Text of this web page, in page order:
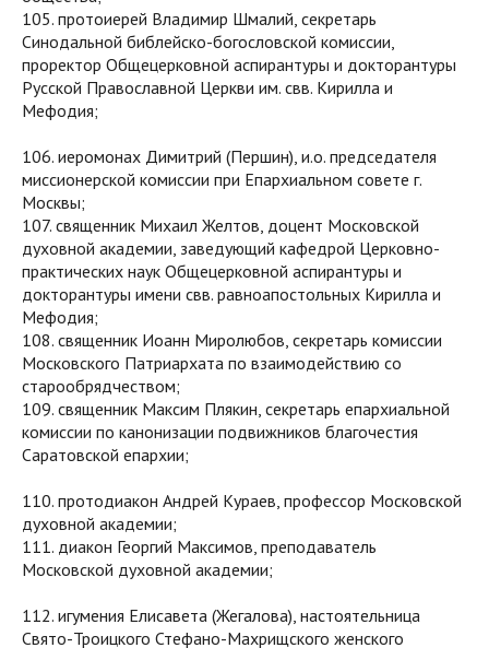
105. протоиерей Владимир Шмалий, секретарь
Синодальной библейско-богословской комиссии,
проректор Общецерковной аспирантуры и докторантуры
Русской Православной Церкви им. свв. Кирилла и
Мефодия;
106. иеромонах Димитрий (Першин), и.о. председателя
миссионерской комиссии при Епархиальном совете г.
Москвы;
107. священник Михаил Желтов, доцент Московской
духовной академии, заведующий кафедрой Церковно-
практических наук Общецерковной аспирантуры и
докторантуры имени свв. равноапостольных Кирилла и
Мефодия;
108. священник Иоанн Миролюбов, секретарь комиссии
Московского Патриархата по взаимодействию со
старообрядчеством;
109. священник Максим Плякин, секретарь епархиальной
комиссии по канонизации подвижников благочестия
Саратовской епархии;
110. протодиакон Андрей Кураев, профессор Московской
духовной академии;
111. диакон Георгий Максимов, преподаватель
Московской духовной академии;
112. игумения Елисавета (Жегалова), настоятельница
Свято-Троицкого Стефано-Махрищского женского